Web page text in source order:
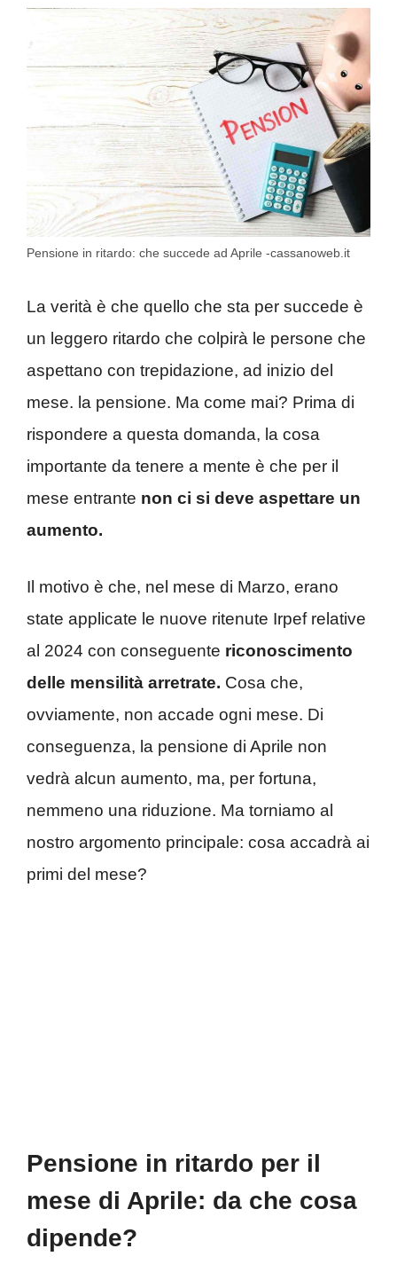
Pensione in ritardo: che succede ad Aprile -cassanoweb.it
La verità è che quello che sta per succede è
un leggero ritardo che colpirà le persone che
aspettano con trepidazione, ad inizio del
mese. la pensione. Ma come mai? Prima di
rispondere a questa domanda, la cosa
importante da tenere a mente è che per il
mese entrante non ci si deve aspettare un
aumento.
Il motivo è che, nel mese di Marzo, erano
state applicate le nuove ritenute Irpef relative
al 2024 con conseguente riconoscimento
delle mensilità arretrate. Cosa che,
ovviamente, non accade ogni mese. Di
conseguenza, la pensione di Aprile non
vedrà alcun aumento, ma, per fortuna,
nemmeno una riduzione. Ma torniamo al
nostro argomento principale: cosa accadrà ai
primi del mese?
Pensione in ritardo per il
mese di Aprile: da che cosa
dipende?